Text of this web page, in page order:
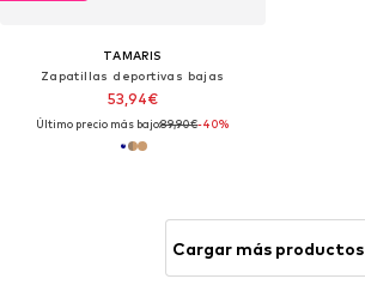
TAMARIS
Zapatillas deportivas bajas
53,94€
Último precio más bajo:89,90€-40%
Cargar más productos